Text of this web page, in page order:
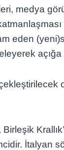
medya
eden
açığa
Birleşik
İtalyan